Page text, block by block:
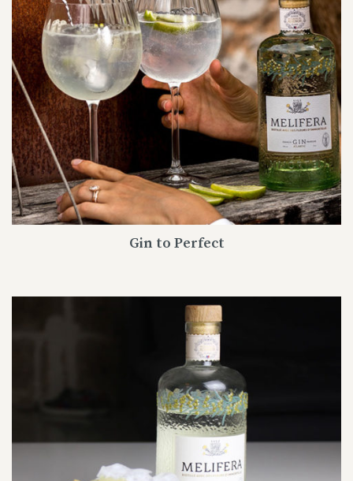
Gin to Perfect